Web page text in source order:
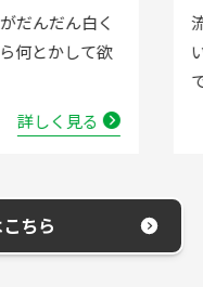
いと弊社にお電話
吐水が落ちたよう
詳しく見る
ちら